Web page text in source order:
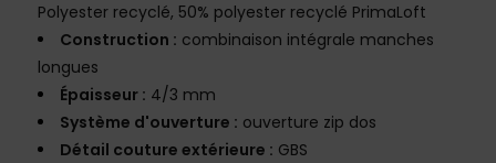
Polyester recyclé, 50% polyester recyclé PrimaLoft
Construction : combinaison intégrale manches
longues
Épaisseur : 4/3 mm
Système d'ouverture : ouverture zip dos
Détail couture extérieure : GBS